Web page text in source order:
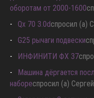
оборотам от 2000-1600
Qx 70 3.0dспросил (а)
G25 рычаги подвески
ИНФИНИТИ ФХ 37
Машина дёргается
набореспросил (а) Сергей